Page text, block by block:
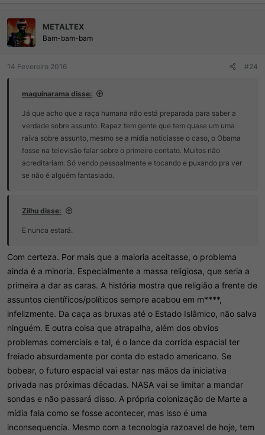
METALTEX
Bam-bam-bam
14 Fevereiro 2016 #24
maquinarama disse:
Já que acho que a raça humana não está preparada para saber a
verdade sobre assunto. Rapaz tem gente que tem quase um uma
raiva sobre assunto, mesmo se a mídia noticiasse o caso, o Obama
fosse na televisão falar sobre o primeiro contato. Muitos não
acreditariam. Só vendo pessoalmente e tocando e puxando pra ver
se não é alguém fantasiado.
Zilhu disse:
E nunca estará.
Com certeza. Por mais que a maioria aceitasse, o problema
ainda é a minoria. Especialmente a massa religiosa, que seria a
primeira a dar as caras. A história mostra que religião a frente de
assuntos científicos/políticos sempre acabou em m****,
infelizmente. Da caça as bruxas até o Estado Islâmico, não salva
ninguém. E outra coisa que atrapalha, além dos obvios
problemas comerciais e tal, é o lance da corrida espacial ter
freiado absurdamente por conta do estado americano. Se
bobear, o futuro espacial vai estar nas mãos da iniciativa
privada nas próximas décadas. NASA vai se limitar a mandar
sondas e não passará disso. A própria colonização de Marte a
mídia fala como se fosse acontecer, mas isso é uma
inconsequencia. Mesmo com a tecnologia razoavel de hoje, tem